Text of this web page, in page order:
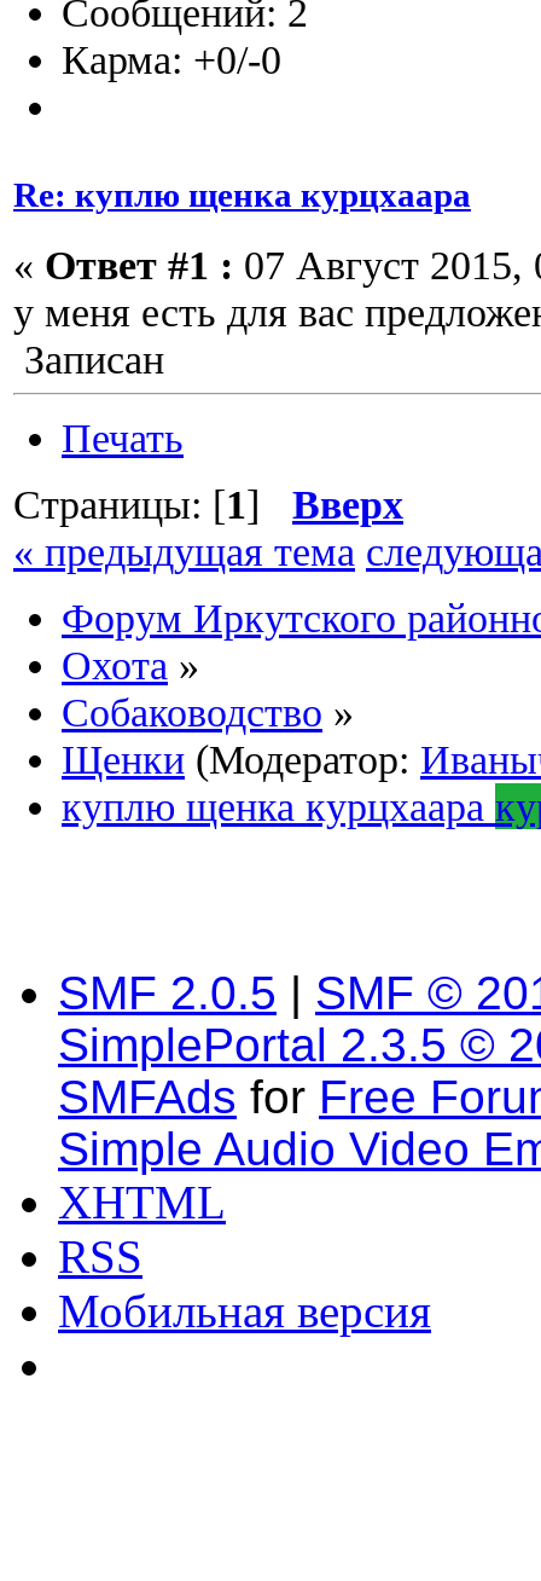
Сообщений: 2
Карма: +0/-0
Re: куплю щенка курцхаара
« Ответ #1 : 07 Август 2015,
у меня есть для вас
Записан
Печать
Страницы: [1] Вверх
« предыдущая тема
Форум Иркутского
Охота »
Собаководство »
Щенки (Модератор:
куплю щенка курцхаара
SMF 2.0.5 | SMF ©
SimplePortal 2.3.5 ©
SMFAds for Free
Simple Audio Video
XHTML
RSS
Мобильная версия